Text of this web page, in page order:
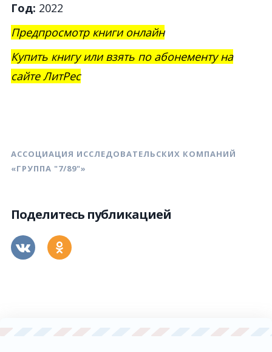
Год: 2022
Предпросмотр книги онлайн
Купить книгу или взять по абонементу на
сайте ЛитРес
АССОЦИАЦИЯ ИССЛЕДОВАТЕЛЬСКИХ КОМПАНИЙ
«ГРУППА "7/89"»
Поделитесь публикацией